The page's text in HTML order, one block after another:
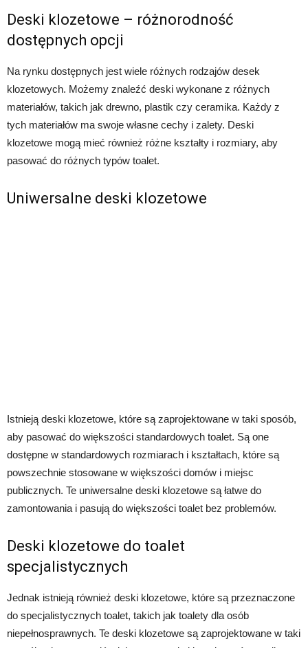
Deski klozetowe – różnorodność
dostępnych opcji
Na rynku dostępnych jest wiele różnych rodzajów desek
klozetowych. Możemy znaleźć deski wykonane z różnych
materiałów, takich jak drewno, plastik czy ceramika. Każdy z
tych materiałów ma swoje własne cechy i zalety. Deski
klozetowe mogą mieć również różne kształty i rozmiary, aby
pasować do różnych typów toalet.
Uniwersalne deski klozetowe
Istnieją deski klozetowe, które są zaprojektowane w taki sposób,
aby pasować do większości standardowych toalet. Są one
dostępne w standardowych rozmiarach i kształtach, które są
powszechnie stosowane w większości domów i miejsc
publicznych. Te uniwersalne deski klozetowe są łatwe do
zamontowania i pasują do większości toalet bez problemów.
Deski klozetowe do toalet
specjalistycznych
Jednak istnieją również deski klozetowe, które są przeznaczone
do specjalistycznych toalet, takich jak toalety dla osób
niepełnosprawnych. Te deski klozetowe są zaprojektowane w taki